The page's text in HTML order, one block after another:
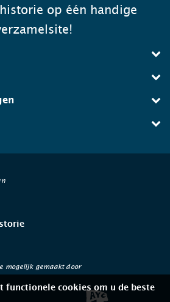
op één handige
mogelijk gemaakt door
functionele cookies om u de beste